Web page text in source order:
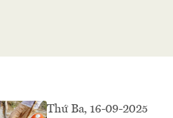
Thứ Ba, 16-09-2025